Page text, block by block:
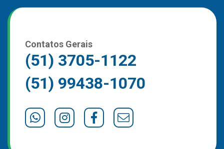
Página Inicial
Contatos Gerais
(51) 3705-1122
(51) 99438-1070